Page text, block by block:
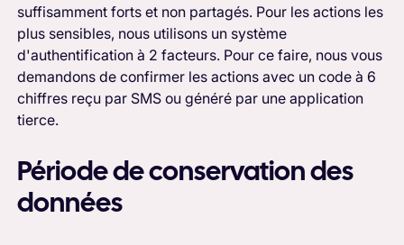
suffisamment forts et non partagés. Pour les actions les
plus sensibles, nous utilisons un système
d'authentification à 2 facteurs. Pour ce faire, nous vous
demandons de confirmer les actions avec un code à 6
chiffres reçu par SMS ou généré par une application
tierce.
Période de conservation des
données